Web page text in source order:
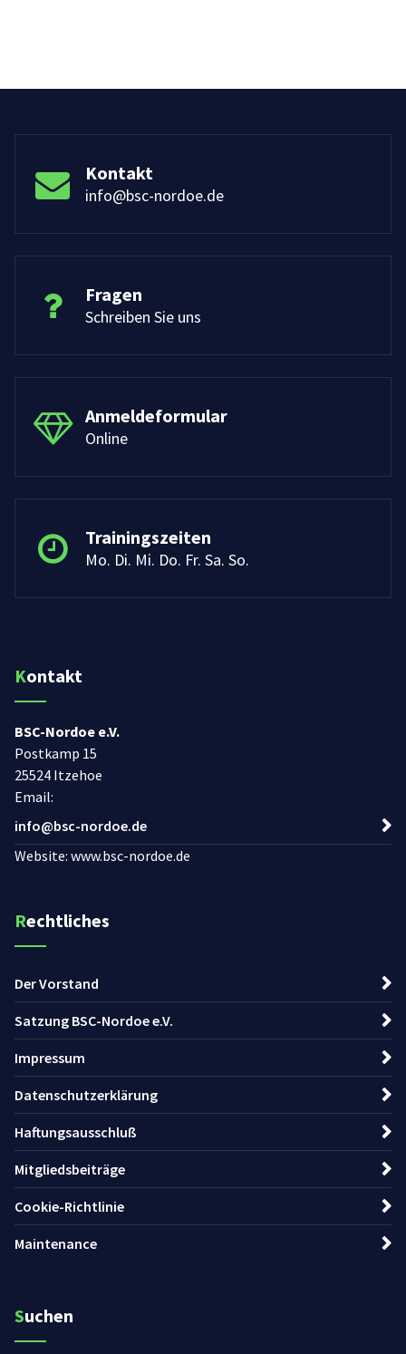
Kontakt
info@bsc-nordoe.de
Fragen
Schreiben Sie uns
Anmeldeformular
Online
Trainingszeiten
Mo. Di. Mi. Do. Fr. Sa. So.
Kontakt
BSC-Nordoe e.V.
Postkamp 15
25524 Itzehoe
Email:
info@bsc-nordoe.de
Website: www.bsc-nordoe.de
Rechtliches
Der Vorstand
Satzung BSC-Nordoe e.V.
Impressum
Datenschutzerklärung
Haftungsausschluß
Mitgliedsbeiträge
Cookie-Richtlinie
Maintenance
Suchen